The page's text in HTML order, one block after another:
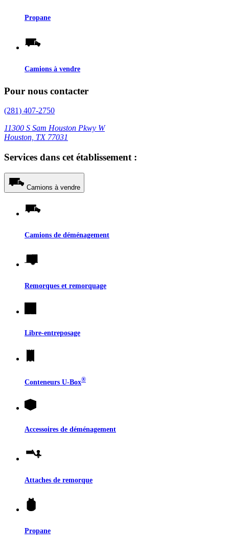
Propane
Camions à vendre
Pour nous contacter
(281) 407-2750
11300 S Sam Houston Pkwy W
Houston, TX 77031
Services dans cet établissement :
Camions à vendre
Camions de déménagement
Remorques et remorquage
Libre-entreposage
Conteneurs U-Box®
Accessoires de déménagement
Attaches de remorque
Propane